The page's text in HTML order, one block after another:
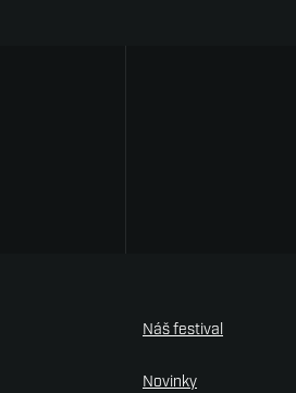
Náš festival
Novinky